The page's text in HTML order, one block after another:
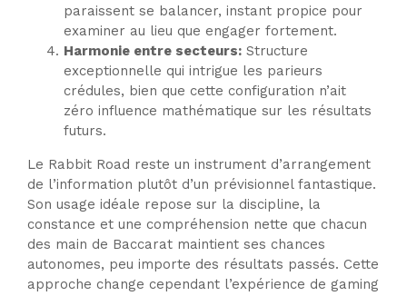
paraissent se balancer, instant propice pour
examiner au lieu que engager fortement.
Harmonie entre secteurs:Structure
exceptionnelle qui intrigue les parieurs
crédules, bien que cette configuration n’ait
zéro influence mathématique sur les résultats
futurs.
Le Rabbit Road reste un instrument d’arrangement
de l’information plutôt d’un prévisionnel fantastique.
Son usage idéale repose sur la discipline, la
constance et une compréhension nette que chacun
des main de Baccarat maintient ses chances
autonomes, peu importe des résultats passés. Cette
approche change cependant l’expérience de gaming